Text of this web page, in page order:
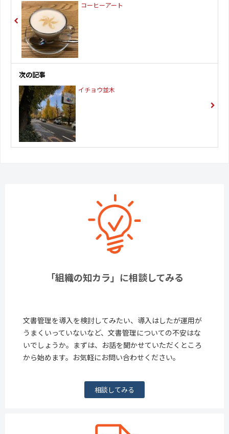
コーヒーアート
次の記事
イチョウ並木
「組織の知カラ」に相談してみる
文書管理を導入を検討してみたい、導入はしたが運用が
うまくいっていないなど、文書管理についての不安はな
いでしょうか。まずは、お話を聞かせていただくところ
から始めます。お気軽にお問い合わせください。
相談してみる